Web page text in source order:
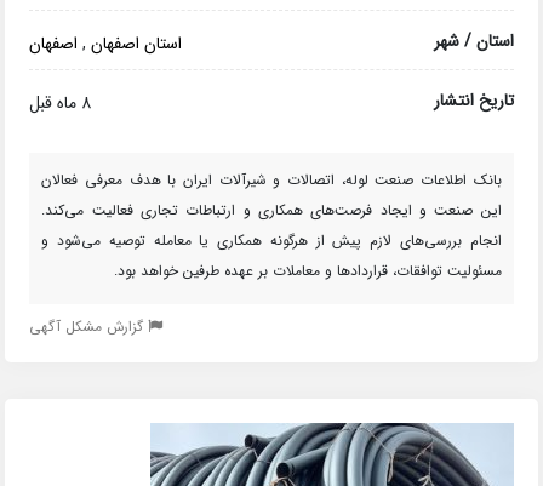
استان / شهر استان اصفهان, اصفهان
تاریخ انتشار 8 ماه قبل
بانک اطلاعات صنعت لوله، اتصالات و شیرآلات ایران با هدف معرفی فعالان
این صنعت و ایجاد فرصت‌های همکاری و ارتباطات تجاری فعالیت می‌کند.
انجام بررسی‌های لازم پیش از هرگونه همکاری یا معامله توصیه می‌شود و
مسئولیت توافقات، قراردادها و معاملات بر عهده طرفین خواهد بود.
گزارش مشکل آگهی